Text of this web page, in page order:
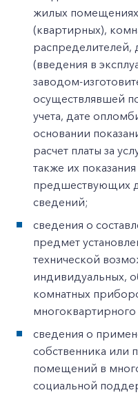
жилых
(квартирных),
распределителей,
(введения в
заводом-
осуществлявшей
учета, дате
основании
расчет платы за
также их
предшествующих
сведений;
сведения о
предмет
технической
индивидуальных,
комнатных
сведения о
собственника или
помещений в
социальной